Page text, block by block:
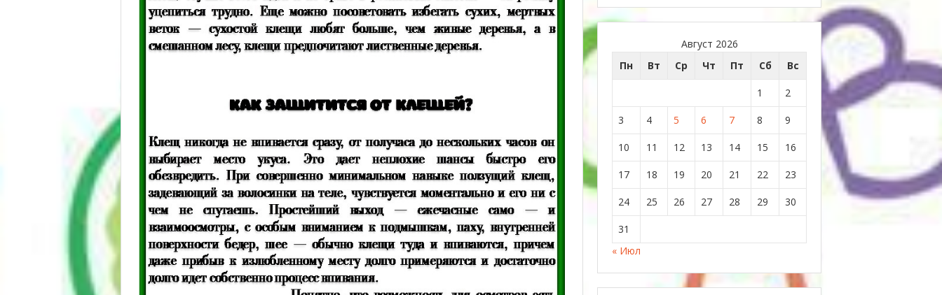
Август 2026
Пн
Вт Ср Чт Пт Сб Вс
1 2
3 4 5 6 7 8 9
10 11 12 13 14 15 16
17 18 19 20 21 22 23
24 25 26 27 28 29 30
31
« Июл